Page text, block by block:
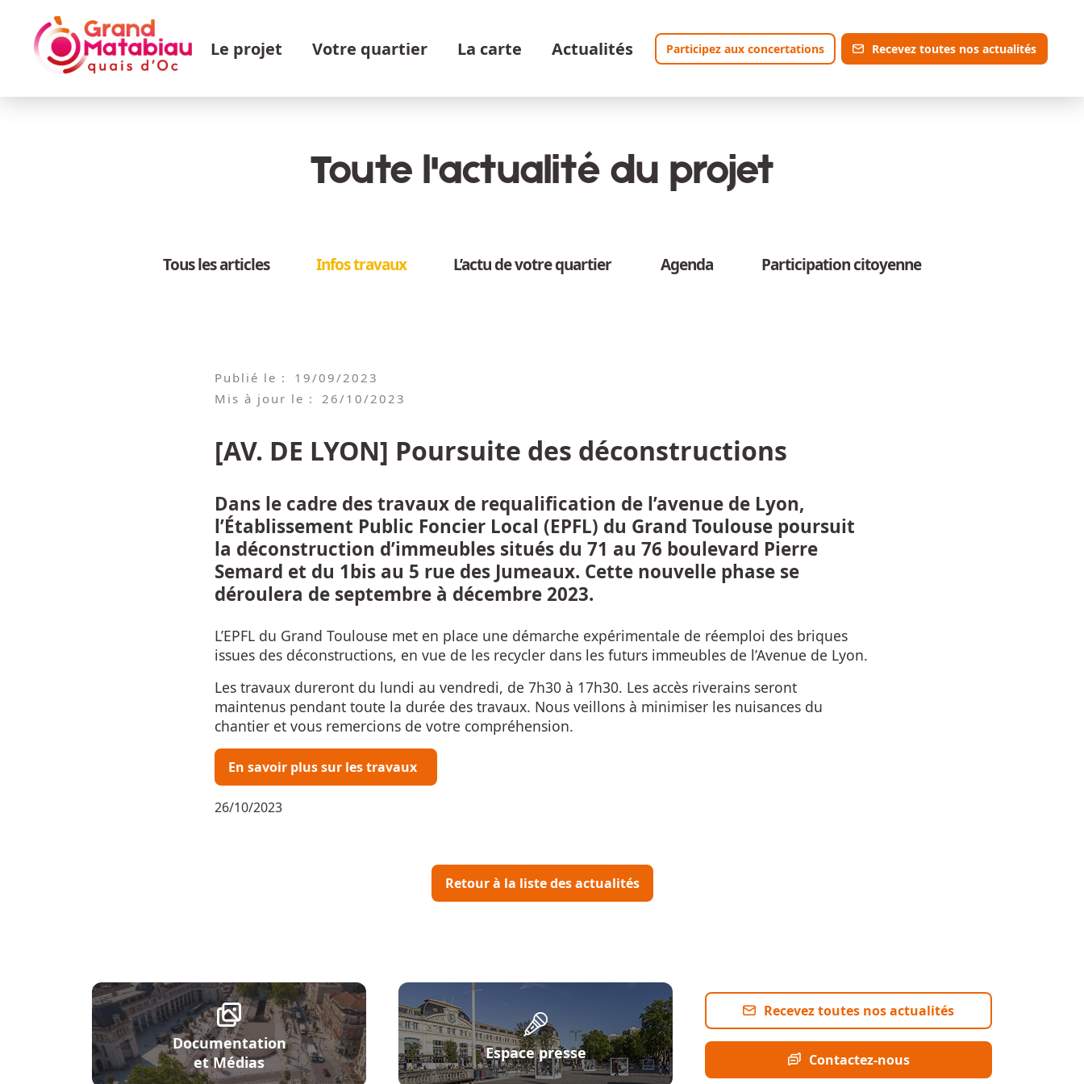
Navigation principale
Le projet Votre quartier La carte Actualités Participez aux concertations Recevez toutes nos actualités
Toute l'actualité du projet
Tous les articles Infos travaux L’actu de votre quartier Agenda Participation citoyenne
Publié le :
19/09/2023
Mis à jour le :
26/10/2023
[AV. DE LYON] Poursuite des déconstructions
Dans le cadre des travaux de requalification de l’avenue de Lyon,
l’Établissement Public Foncier Local (EPFL) du Grand Toulouse poursuit
la déconstruction d’immeubles situés du 71 au 76 boulevard Pierre
Semard et du 1bis au 5 rue des Jumeaux. Cette nouvelle phase se
déroulera de septembre à décembre 2023.
L’EPFL du Grand Toulouse met en place une démarche expérimentale de réemploi des briques
issues des déconstructions, en vue de les recycler dans les futurs immeubles de l’Avenue de Lyon.
Les travaux dureront du lundi au vendredi, de 7h30 à 17h30. Les accès riverains seront
maintenus pendant toute la durée des travaux. Nous veillons à minimiser les nuisances du
chantier et vous remercions de votre compréhension.
En savoir plus sur les travaux
26/10/2023
Retour à la liste des actualités
Documentation
et Médias
Espace presse
Recevez toutes nos actualités
Contactez-nous